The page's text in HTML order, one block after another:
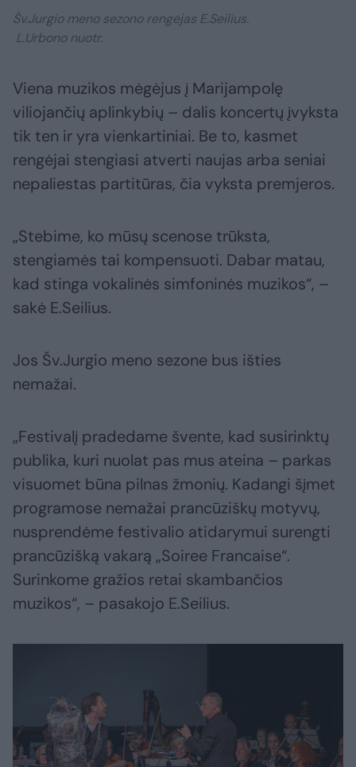
Šv.Jurgio meno sezono rengėjas E.Seilius.
L.Urbono nuotr.
Viena muzikos mėgėjus į Marijampolę
viliojančių aplinkybių – dalis koncertų įvyksta
tik ten ir yra vienkartiniai. Be to, kasmet
rengėjai stengiasi atverti naujas arba seniai
nepaliestas partitūras, čia vyksta premjeros.
„Stebime, ko mūsų scenose trūksta,
stengiamės tai kompensuoti. Dabar matau,
kad stinga vokalinės simfoninės muzikos“, –
sakė E.Seilius.
Jos Šv.Jurgio meno sezone bus išties
nemažai.
„Festivalį pradedame švente, kad susirinktų
publika, kuri nuolat pas mus ateina – parkas
visuomet būna pilnas žmonių. Kadangi šįmet
programose nemažai prancūziškų motyvų,
nusprendėme festivalio atidarymui surengti
prancūzišką vakarą „Soiree Francaise“.
Surinkome gražios retai skambančios
muzikos“, – pasakojo E.Seilius.